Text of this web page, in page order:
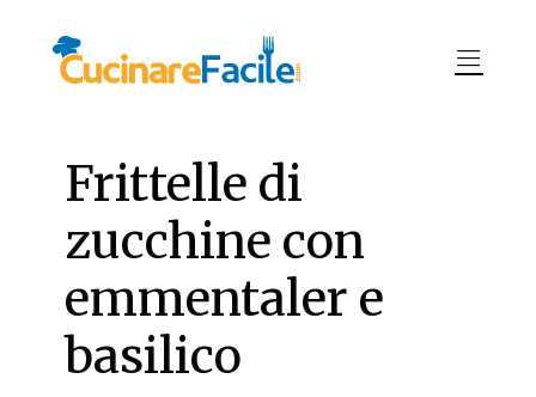
Frittelle di
zucchine con
emmentaler e
basilico